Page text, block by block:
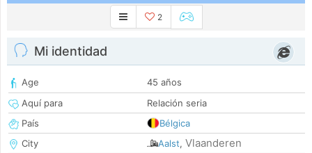
2
Mi identidad
Age
45 años
Aquí para
Relación seria
País
Bélgica
City
Aalst, Vlaanderen